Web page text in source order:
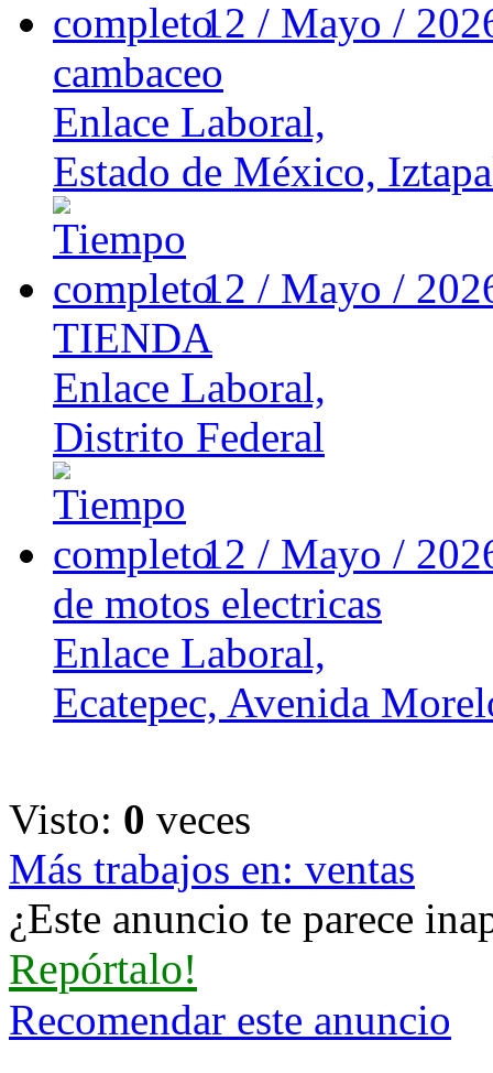
12 / Mayo /
cambaceo
Enlace Laboral,
Estado de México,
12 / Mayo /
TIENDA
Enlace Laboral,
Distrito Federal
12 / Mayo /
de motos electricas
Enlace Laboral,
Ecatepec, Avenida
Visto: 0 veces
Más trabajos en: ventas
¿Este anuncio te parece
Repórtalo!
Recomendar este anuncio